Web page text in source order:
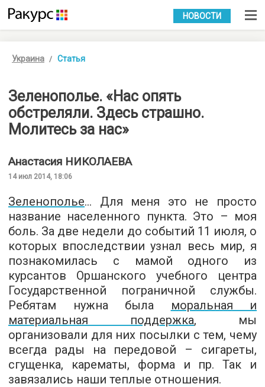
УКР РУС
НОВОСТИ
Украина Статья
Зеленополье. «Нас опять
обстреляли. Здесь страшно.
Молитесь за нас»
Анастасия НИКОЛАЕВА
14 июл 2014, 18:06
Зеленополье… Для меня это не просто
название населенного пункта. Это – моя
боль. За две недели до событий 11 июля, о
которых впоследствии узнал весь мир, я
познакомилась с мамой одного из
курсантов Оршанского учебного центра
Государственной пограничной службы.
Ребятам нужна была
моральная и
материальная поддержка, мы
организовали для них посылки с тем, чему
всегда рады на передовой – сигареты,
сгущенка, карематы, форма и пр. Так и
завязались наши теплые отношения.